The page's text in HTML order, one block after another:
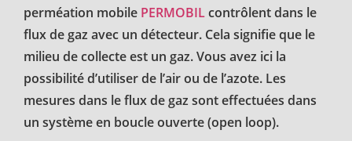
perméation mobile PERMOBILcontrôlent dans le
flux de gaz avec un détecteur. Cela signifie que le
milieu de collecte est un gaz. Vous avez ici la
possibilité d’utiliser de l’air ou de l’azote. Les
mesures dans le flux de gaz sont effectuées dans
un système en boucle ouverte (open loop).